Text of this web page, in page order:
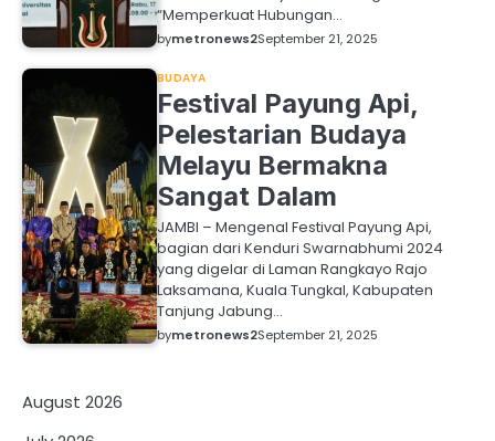
“Memperkuat Hubungan…
bymetronews2September 21, 2025
BUDAYA
Festival Payung Api,
Pelestarian Budaya
Melayu Bermakna
Sangat Dalam
JAMBI – Mengenal Festival Payung Api,
bagian dari Kenduri Swarnabhumi 2024
yang digelar di Laman Rangkayo Rajo
Laksamana, Kuala Tungkal, Kabupaten
Tanjung Jabung…
bymetronews2September 21, 2025
August 2026